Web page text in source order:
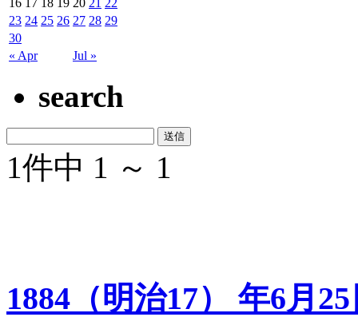
« Apr Jul »
23 24 25 26 27 28 29
30
search
1件中 1 ～ 1
1884（明治17） 年6月